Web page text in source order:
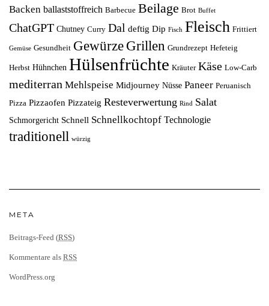
Backen ballaststoffreich Barbecue Beilage Brot Buffet
ChatGPT Chutney Curry Dal deftig Dip Fisch Fleisch Frittiert
Gemüse Gesundheit Gewürze Grillen Grundrezept Hefeteig
Herbst Hühnchen Hülsenfrüchte Kräuter Käse Low-Carb
mediterran Mehlspeise Midjourney Nüsse Paneer Peruanisch
Pizza Pizzaofen Pizzateig Resteverwertung Rind Salat
Schmorgericht Schnell Schnellkochtopf Technologie
traditionell würzig
META
Beitrags-Feed (RSS)
Kommentare als RSS
WordPress.org